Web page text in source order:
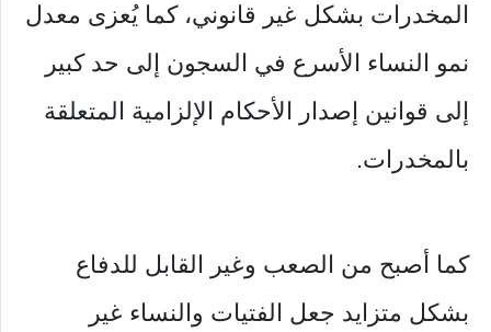
المخدرات بشكل غير قانوني، كما يُعزى معدل
نمو النساء الأسرع في السجون إلى حد كبير
إلى قوانين إصدار الأحكام الإلزامية المتعلقة
بالمخدرات.
كما أصبح من الصعب وغير القابل للدفاع
بشكل متزايد جعل الفتيات والنساء غير